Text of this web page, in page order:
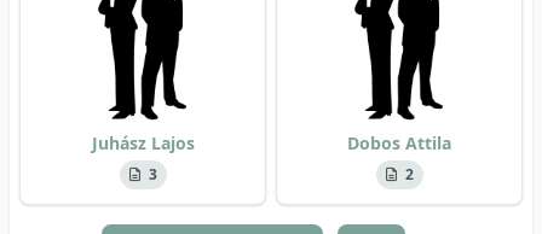
Juhász Lajos
3
Dobos Attila
2